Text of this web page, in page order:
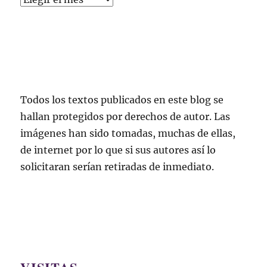
Todos los textos publicados en este blog se
hallan protegidos por derechos de autor. Las
imágenes han sido tomadas, muchas de ellas,
de internet por lo que si sus autores así lo
solicitaran serían retiradas de inmediato.